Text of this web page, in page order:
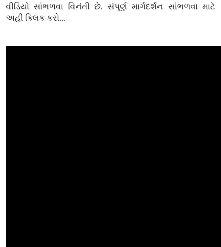
વીડિયો સાંભળવા વિનંતી છે. સંપૂર્ણ માર્ગદર્શન સાંભળવા માટે
અહીં ક્લિક કરો...